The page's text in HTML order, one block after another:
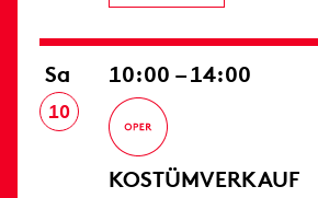
Sa
10
10:00 – 14:00
KOSTÜMVERKAUF